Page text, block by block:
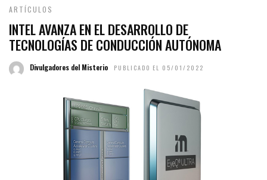
ARTÍCULOS
INTEL AVANZA EN EL DESARROLLO DE
TECNOLOGÍAS DE CONDUCCIÓN AUTÓNOMA
Divulgadores del Misterio PUBLICADO EL 05/01/2022